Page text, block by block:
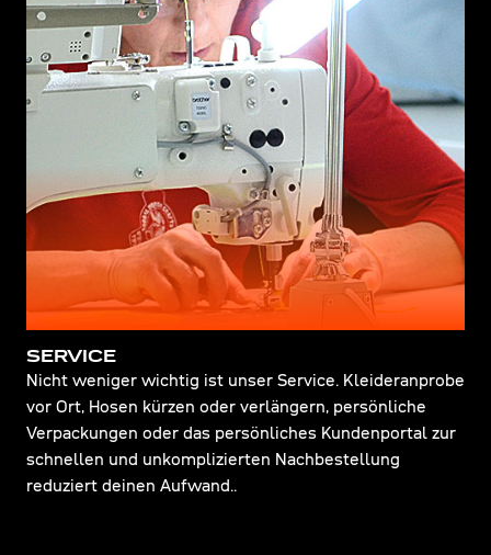
SERVICE
Nicht weniger wichtig ist unser Service. Kleideranprobe
vor Ort, Hosen kürzen oder verlängern, persönliche
Verpackungen oder das persönliches Kundenportal zur
schnellen und unkomplizierten Nachbestellung
reduziert deinen Aufwand..